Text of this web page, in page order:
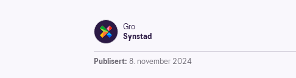
Gro
Synstad
Publisert: 8. november 2024